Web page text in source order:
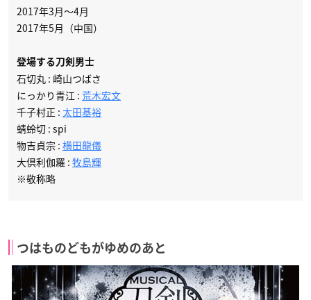
2017年3月～4月
2017年5月（中国）
登場する刀剣男士
石切丸 : 崎山つばさ
にっかり青江 : 荒木宏文
千子村正 : 太田基裕
蜻蛉切 : spi
物吉貞宗 : 横田龍儀
大倶利伽羅 : 牧島輝
※敬称略
つはものどもがゆめのあと